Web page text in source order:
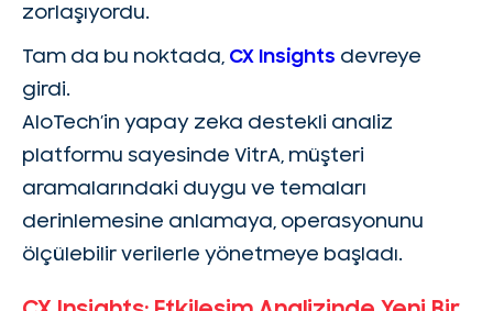
zorlaşıyordu.
Tam da bu noktada, CX Insights devreye
girdi.
AloTech’in yapay zeka destekli analiz
platformu sayesinde VitrA, müşteri
aramalarındaki duygu ve temaları
derinlemesine anlamaya, operasyonunu
ölçülebilir verilerle yönetmeye başladı.